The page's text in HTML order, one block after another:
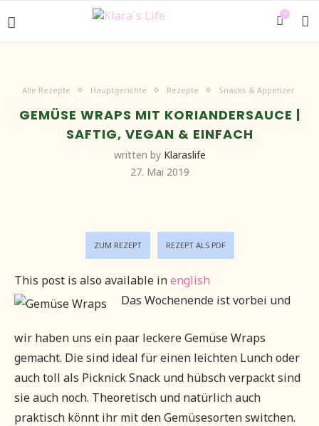
0
Alle Rezepte Hauptgerichte Rezepte Snacks & Appetizer
GEMÜSE WRAPS MIT KORIANDERSAUCE |
SAFTIG, VEGAN & EINFACH
written by Klaraslife
27. Mai 2019
ZUM REZEPT REZEPT ALS PDF
This post is also available inenglish
Das Wochenende ist vorbei und
wir haben uns ein paar leckere Gemüse Wraps
gemacht. Die sind ideal für einen leichten Lunch oder
auch toll als Picknick Snack und hübsch verpackt sind
sie auch noch. Theoretisch und natürlich auch
praktisch könnt ihr mit den Gemüsesorten switchen.